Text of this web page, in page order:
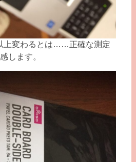
上変わるとは……正確な測定
します。